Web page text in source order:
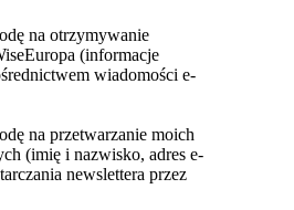
na otrzymywanie
(informacje
wiadomości e-
na przetwarzanie moich
(imię i nazwisko, adres e-
newslettera przez